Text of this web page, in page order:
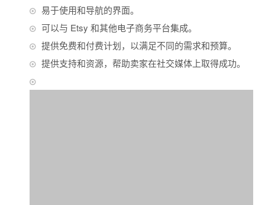
易于使用和导航的界面。
可以与 Etsy 和其他电子商务平台集成。
提供免费和付费计划，以满足不同的需求和预算。
提供支持和资源，帮助卖家在社交媒体上取得成功。